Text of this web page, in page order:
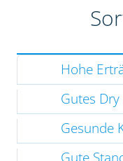
Hohe
Gutes
Gesunde
Gute